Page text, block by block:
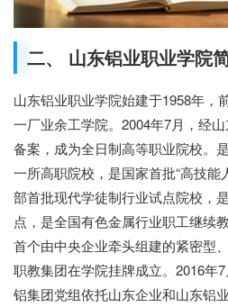
二、 山东铝业职业学院
山东铝业职业学院始建于1958年，
一厂业余工学院。2004年7月，经
备案，成为全日制高等职业院校。
一所高职院校，是国家首批“高技能
部首批现代学徒制行业试点院校，
点，是全国有色金属行业职工继续
首个由中央企业牵头组建的紧密
职教集团在学院挂牌成立。2016年
铝集团党组依托山东企业和山东铝